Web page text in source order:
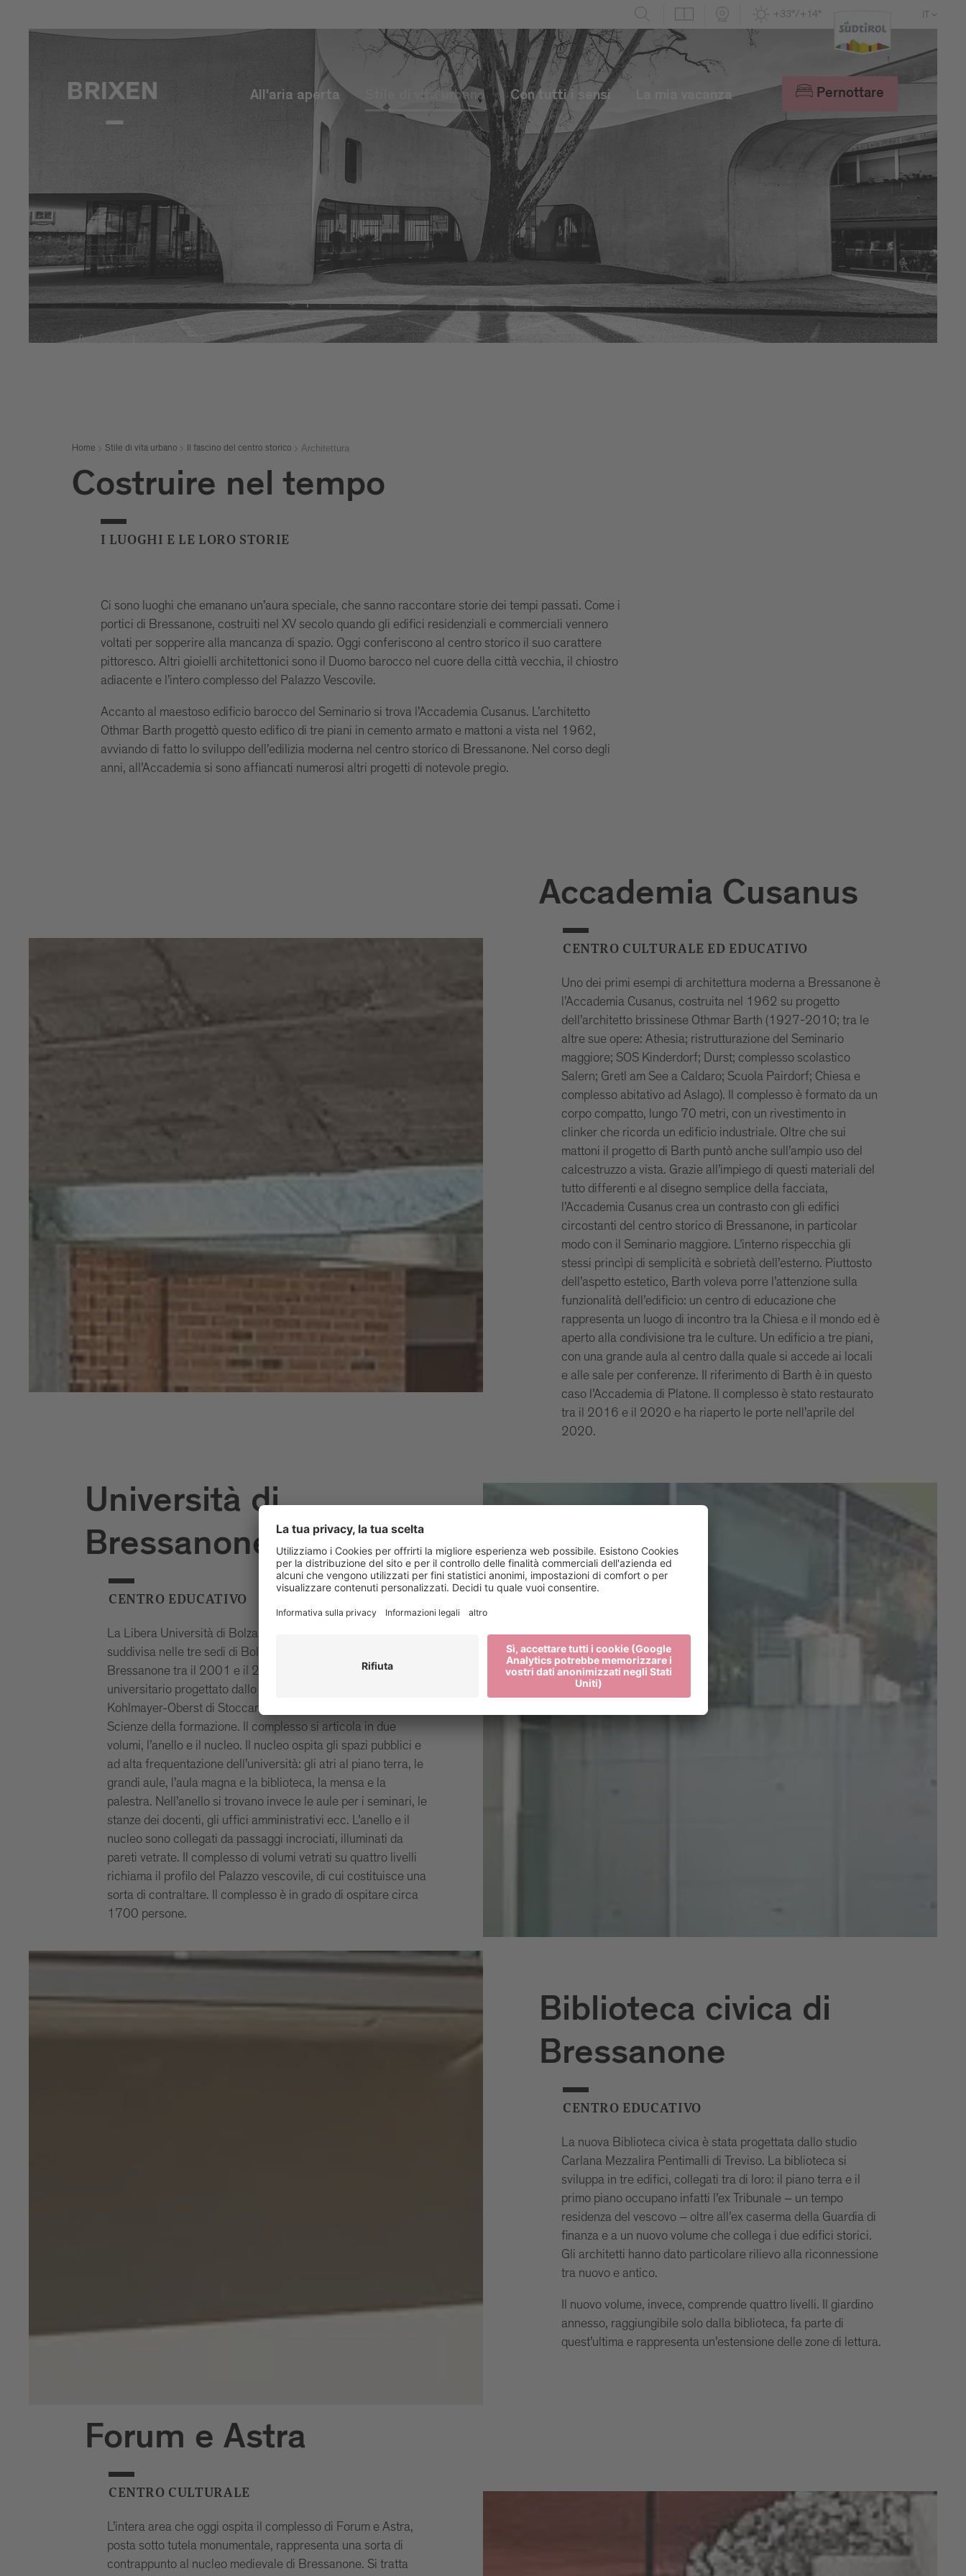
+33°/+14° IT
EN
All'aria aperta Stile di vita urbano Con tutti i sensi La mia vacanza Pernottare
Home Stile di vita urbano Il fascino del centro storico Architettura
Costruire nel tempo
I LUOGHI E LE LORO STORIE
Ci sono luoghi che emanano un’aura speciale, che sanno raccontare storie dei tempi passati. Come i
portici di Bressanone, costruiti nel XV secolo quando gli edifici residenziali e commerciali vennero
voltati per sopperire alla mancanza di spazio. Oggi conferiscono al centro storico il suo carattere
pittoresco. Altri gioielli architettonici sono il Duomo barocco nel cuore della città vecchia, il chiostro
adiacente e l’intero complesso del Palazzo Vescovile.
Accanto al maestoso edificio barocco del Seminario si trova l’Accademia Cusanus. L’architetto
Othmar Barth progettò questo edifico di tre piani in cemento armato e mattoni a vista nel 1962,
avviando di fatto lo sviluppo dell’edilizia moderna nel centro storico di Bressanone. Nel corso degli
anni, all’Accademia si sono affiancati numerosi altri progetti di notevole pregio.
Accademia Cusanus
CENTRO CULTURALE ED EDUCATIVO
Uno dei primi esempi di architettura moderna a Bressanone è
l’Accademia Cusanus, costruita nel 1962 su progetto
dell’architetto brissinese Othmar Barth (1927-2010; tra le
altre sue opere: Athesia; ristrutturazione del Seminario
maggiore; SOS Kinderdorf; Durst; complesso scolastico
Salern; Gretl am See a Caldaro; Scuola Pairdorf; Chiesa e
complesso abitativo ad Aslago). Il complesso è formato da un
corpo compatto, lungo 70 metri, con un rivestimento in
clinker che ricorda un edificio industriale. Oltre che sui
mattoni il progetto di Barth puntò anche sull’ampio uso del
calcestruzzo a vista. Grazie all’impiego di questi materiali del
tutto differenti e al disegno semplice della facciata,
l’Accademia Cusanus crea un contrasto con gli edifici
circostanti del centro storico di Bressanone, in particolar
modo con il Seminario maggiore. L’interno rispecchia gli
stessi princìpi di semplicità e sobrietà dell’esterno. Piuttosto
dell’aspetto estetico, Barth voleva porre l’attenzione sulla
funzionalità dell’edificio: un centro di educazione che
rappresenta un luogo di incontro tra la Chiesa e il mondo ed è
aperto alla condivisione tra le culture. Un edificio a tre piani,
con una grande aula al centro dalla quale si accede ai locali
e alle sale per conferenze. Il riferimento di Barth è in questo
caso l’Accademia di Platone. Il complesso è stato restaurato
tra il 2016 e il 2020 e ha riaperto le porte nell’aprile del
2020.
Università di
Bressanone
CENTRO EDUCATIVO
La Libera Università di Bolzano, fondata nel 1997, è
suddivisa nelle tre sedi di Bolzano, Bressanone e Brunico. A
Bressanone tra il 2001 e il 2004 sorse un nuovo edificio
universitario progettato dallo studio di architettura
Kohlmayer-Oberst di Stoccarda per ospitare la facoltà di
Scienze della formazione. Il complesso si articola in due
volumi, l’anello e il nucleo. Il nucleo ospita gli spazi pubblici e
ad alta frequentazione dell’università: gli atri al piano terra, le
grandi aule, l’aula magna e la biblioteca, la mensa e la
palestra. Nell’anello si trovano invece le aule per i seminari, le
stanze dei docenti, gli uffici amministrativi ecc. L’anello e il
nucleo sono collegati da passaggi incrociati, illuminati da
pareti vetrate. Il complesso di volumi vetrati su quattro livelli
richiama il profilo del Palazzo vescovile, di cui costituisce una
sorta di contraltare. Il complesso è in grado di ospitare circa
1700 persone.
Biblioteca civica di
Bressanone
CENTRO EDUCATIVO
La nuova Biblioteca civica è stata progettata dallo studio
Carlana Mezzalira Pentimalli di Treviso. La biblioteca si
sviluppa in tre edifici, collegati tra di loro: il piano terra e il
primo piano occupano infatti l’ex Tribunale – un tempo
residenza del vescovo – oltre all’ex caserma della Guardia di
finanza e a un nuovo volume che collega i due edifici storici.
Gli architetti hanno dato particolare rilievo alla riconnessione
tra nuovo e antico.
Il nuovo volume, invece, comprende quattro livelli. Il giardino
annesso, raggiungibile solo dalla biblioteca, fa parte di
quest’ultima e rappresenta un’estensione delle zone di lettura.
Forum e Astra
CENTRO CULTURALE
L’intera area che oggi ospita il complesso di Forum e Astra,
posta sotto tutela monumentale, rappresenta una sorta di
contrappunto al nucleo medievale di Bressanone. Si tratta